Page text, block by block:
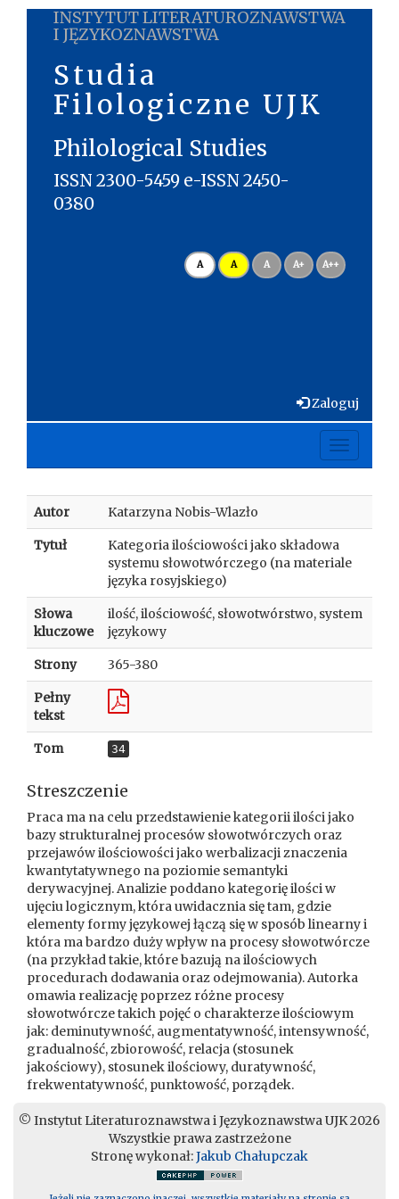
INSTYTUT LITERATUROZNAWSTWA
I JĘZYKOZNAWSTWA
Studia
Filologiczne UJK
Philological Studies
ISSN 2300-5459 e-ISSN 2450-
0380
A A A A+ A++
Zaloguj
Toggle
Autor Katarzyna Nobis-Wlazło
Tytuł
Kategoria ilościowości jako składowa
systemu słowotwórczego (na materiale
języka rosyjskiego)
Słowa
kluczowe
ilość, ilościowość, słowotwórstwo, system
językowy
Strony 365-380
Pełny
tekst
Tom 34
Streszczenie
Praca ma na celu przedstawienie kategorii ilości jako
bazy strukturalnej procesów słowotwórczych oraz
przejawów ilościowości jako werbalizacji znaczenia
kwantytatywnego na poziomie semantyki
derywacyjnej. Analizie poddano kategorię ilości w
ujęciu logicznym, która uwidacznia się tam, gdzie
elementy formy językowej łączą się w sposób linearny i
która ma bardzo duży wpływ na procesy słowotwórcze
(na przykład takie, które bazują na ilościowych
procedurach dodawania oraz odejmowania). Autorka
omawia realizację poprzez różne procesy
słowotwórcze takich pojęć o charakterze ilościowym
jak: deminutywność, augmentatywność, intensywność,
gradualność, zbiorowość, relacja (stosunek
jakościowy), stosunek ilościowy, duratywność,
frekwentatywność, punktowość, porządek.
© Instytut Literaturoznawstwa i Językoznawstwa UJK 2026
Wszystkie prawa zastrzeżone
Stronę wykonał:Jakub Chałupczak